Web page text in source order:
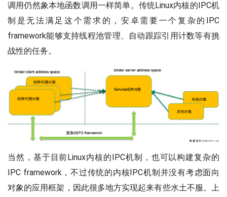
调用仍然象本地函数调用一样简单。传统Linux内核的IPC机
制是无法满足这个需求的，安卓需要一个复杂的IPC
framework能够支持线程池管理、自动跟踪引用计数等有挑
战性的任务。
当然，基于目前Linux内核的IPC机制，也可以构建复杂的
IPC framework，不过传统的内核IPC机制并没有考虑面向
对象的应用框架，因此很多地方实现起来有些水土不服。上